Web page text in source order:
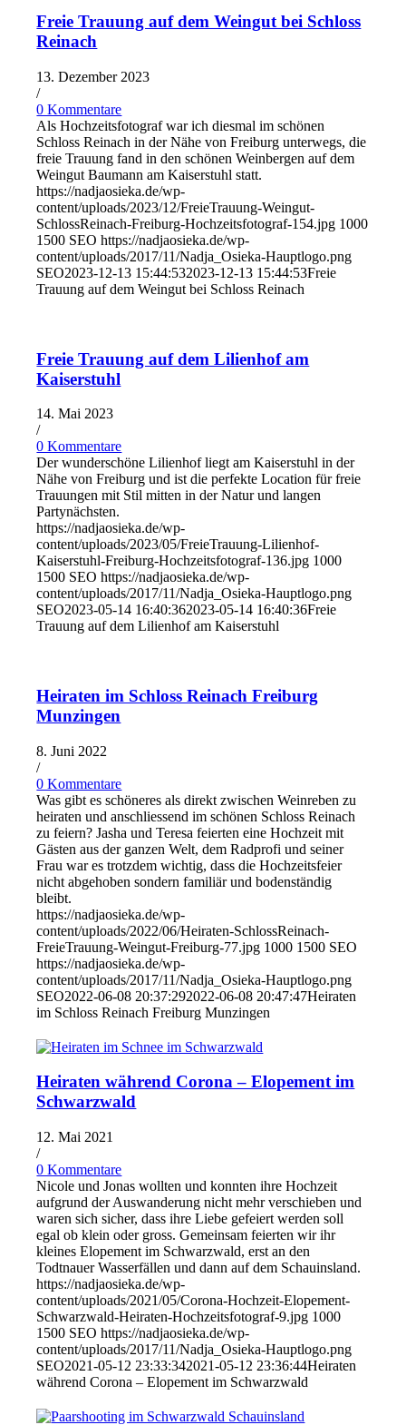
Freie Trauung auf dem Weingut bei Schloss
Reinach
13. Dezember 2023
/
0 Kommentare
Als Hochzeitsfotograf war ich diesmal im schönen
Schloss Reinach in der Nähe von Freiburg unterwegs, die
freie Trauung fand in den schönen Weinbergen auf dem
Weingut Baumann am Kaiserstuhl statt.
https://nadjaosieka.de/wp-
content/uploads/2023/12/FreieTrauung-Weingut-
SchlossReinach-Freiburg-Hochzeitsfotograf-154.jpg 1000
1500 SEO https://nadjaosieka.de/wp-
content/uploads/2017/11/Nadja_Osieka-Hauptlogo.png
SEO2023-12-13 15:44:532023-12-13 15:44:53Freie
Trauung auf dem Weingut bei Schloss Reinach
Freie Trauung auf dem Lilienhof am
Kaiserstuhl
14. Mai 2023
/
0 Kommentare
Der wunderschöne Lilienhof liegt am Kaiserstuhl in der
Nähe von Freiburg und ist die perfekte Location für freie
Trauungen mit Stil mitten in der Natur und langen
Partynächsten.
https://nadjaosieka.de/wp-
content/uploads/2023/05/FreieTrauung-Lilienhof-
Kaiserstuhl-Freiburg-Hochzeitsfotograf-136.jpg 1000
1500 SEO https://nadjaosieka.de/wp-
content/uploads/2017/11/Nadja_Osieka-Hauptlogo.png
SEO2023-05-14 16:40:362023-05-14 16:40:36Freie
Trauung auf dem Lilienhof am Kaiserstuhl
Heiraten im Schloss Reinach Freiburg
Munzingen
8. Juni 2022
/
0 Kommentare
Was gibt es schöneres als direkt zwischen Weinreben zu
heiraten und anschliessend im schönen Schloss Reinach
zu feiern? Jasha und Teresa feierten eine Hochzeit mit
Gästen aus der ganzen Welt, dem Radprofi und seiner
Frau war es trotzdem wichtig, dass die Hochzeitsfeier
nicht abgehoben sondern familiär und bodenständig
bleibt.
https://nadjaosieka.de/wp-
content/uploads/2022/06/Heiraten-SchlossReinach-
FreieTrauung-Weingut-Freiburg-77.jpg 1000 1500 SEO
https://nadjaosieka.de/wp-
content/uploads/2017/11/Nadja_Osieka-Hauptlogo.png
SEO2022-06-08 20:37:292022-06-08 20:47:47Heiraten
im Schloss Reinach Freiburg Munzingen
Heiraten während Corona – Elopement im
Schwarzwald
12. Mai 2021
/
0 Kommentare
Nicole und Jonas wollten und konnten ihre Hochzeit
aufgrund der Auswanderung nicht mehr verschieben und
waren sich sicher, dass ihre Liebe gefeiert werden soll
egal ob klein oder gross. Gemeinsam feierten wir ihr
kleines Elopement im Schwarzwald, erst an den
Todtnauer Wasserfällen und dann auf dem Schauinsland.
https://nadjaosieka.de/wp-
content/uploads/2021/05/Corona-Hochzeit-Elopement-
Schwarzwald-Heiraten-Hochzeitsfotograf-9.jpg 1000
1500 SEO https://nadjaosieka.de/wp-
content/uploads/2017/11/Nadja_Osieka-Hauptlogo.png
SEO2021-05-12 23:33:342021-05-12 23:36:44Heiraten
während Corona – Elopement im Schwarzwald